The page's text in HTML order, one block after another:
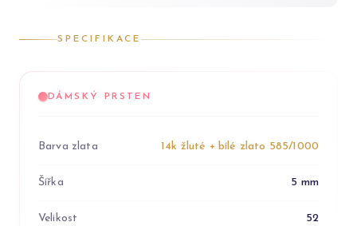
SPECIFIKACE
DÁMSKÝ PRSTEN
Barva zlata 14k žluté + bílé zlato 585/1000
Šířka 5 mm
Velikost 52